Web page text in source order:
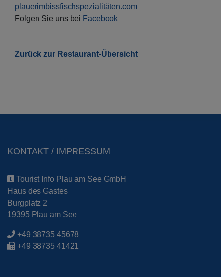
plauerimbissfischspezialitäten.com
Folgen Sie uns bei Facebook
Zurück zur Restaurant-Übersicht
KONTAKT / IMPRESSUM
Tourist Info Plau am See GmbH
Haus des Gastes
Burgplatz 2
19395 Plau am See
+49 38735 45678
+49 38735 41421